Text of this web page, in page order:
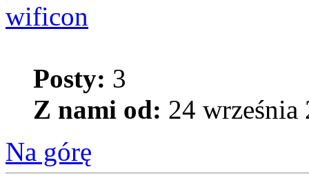
wificon
Posty: 3
Z nami od: 24 września
Na górę